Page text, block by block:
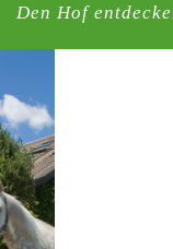
Den Hof